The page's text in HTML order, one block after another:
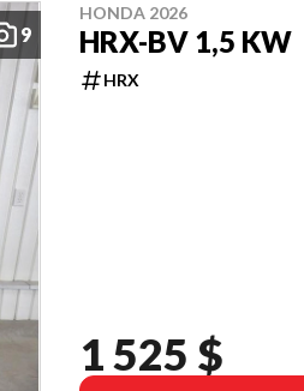
9
HONDA 2026
HRX-BV 1,5 KW
HRX
1 525 $